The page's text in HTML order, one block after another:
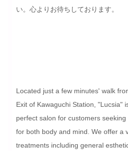
い。心よりお待ちしております。
Located just a few minutes' walk
Exit of Kawaguchi Station, "Lucsia"
perfect salon for customers seeking
for both body and mind. We offer a
treatments including general